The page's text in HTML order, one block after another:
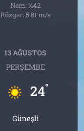
Nem: %42
Rüzgar: 5.81 m/s
13 AĞUSTOS
PERŞEMBE
24°
Güneşli